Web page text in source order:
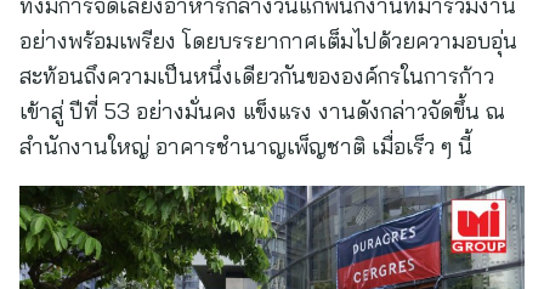
อย่างพร้อมเพรียง โดยบรรยากาศเต็มไปด้วยความอบอุ่น
สะท้อนถึงความเป็นหนึ่งเดียวกันขององค์กรในการก้าว
เข้าสู่ ปีที่ 53 อย่างมั่นคง แข็งแรง งานดังกล่าวจัดขึ้น ณ
สำนักงานใหญ่ อาคารชำนาญเพ็ญชาติ เมื่อเร็ว ๆ นี้